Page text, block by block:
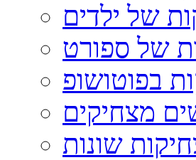
של ילדים
של ספורט
בפוטושופ
מצחיקים
שונות